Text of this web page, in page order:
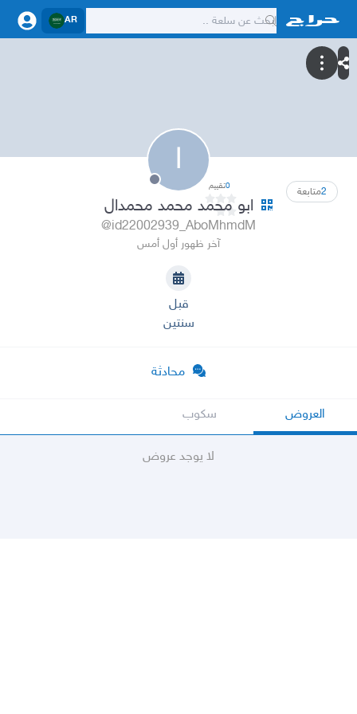
AR
ا
2متابعة 0تقييم
ابو محمد محمد محمدال
@id22002939_AboMhmdM
آخر ظهور أول أمس
قبل
سنتين
محادثة
العروض سكوب
لا يوجد عروض